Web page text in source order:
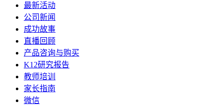
最新活动
公司新闻
成功故事
直播回顾
产品咨询与购买
K12研究报告
教师培训
家长指南
微信